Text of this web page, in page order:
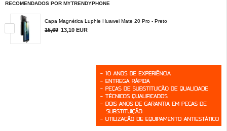
RECOMENDADOS POR MYTRENDYPHONE
Capa Magnética Luphie Huawei Mate 20 Pro - Preto
15,69 13,10 EUR